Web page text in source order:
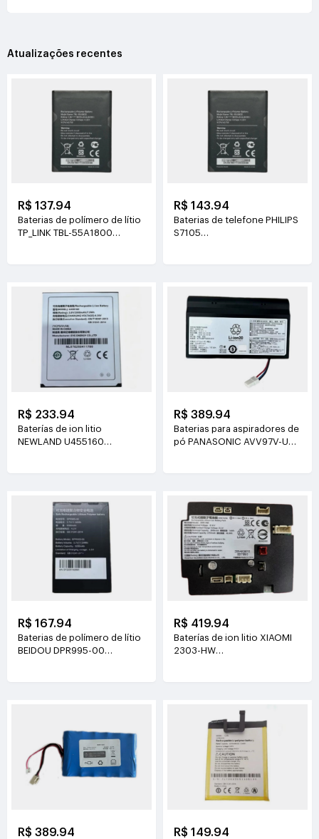
Atualizações recentes
R$ 137.94
Baterias de polímero de lítio
TP_LINK TBL-55A1800
R$ 143.94
Baterias de telefone PHILIPS
S7105
R$ 233.94
Baterías de ion litio
NEWLAND U455160
R$ 389.94
Baterias para aspiradores de
pó PANASONIC AVV97V-U3
R$ 167.94
Baterias de polímero de lítio
BEIDOU DPR995-00
R$ 419.94
Baterías de ion litio XIAOMI
2303-HW
R$ 389.94 R$ 149.94